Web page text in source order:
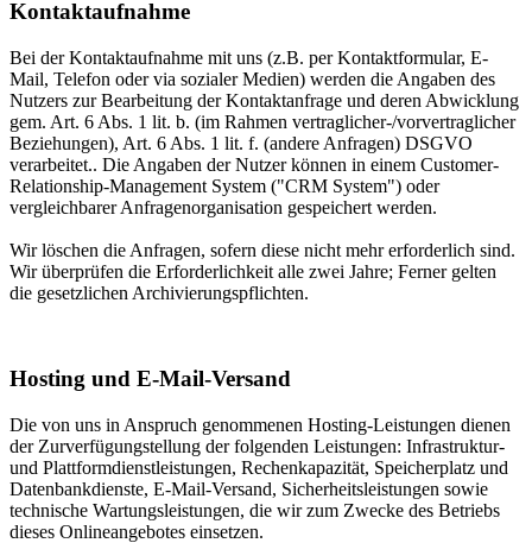
Kontaktaufnahme
Bei der Kontaktaufnahme mit uns (z.B. per Kontaktformular, E-
Mail, Telefon oder via sozialer Medien) werden die Angaben des
Nutzers zur Bearbeitung der Kontaktanfrage und deren Abwicklung
gem. Art. 6 Abs. 1 lit. b. (im Rahmen vertraglicher-/vorvertraglicher
Beziehungen), Art. 6 Abs. 1 lit. f. (andere Anfragen) DSGVO
verarbeitet.. Die Angaben der Nutzer können in einem Customer-
Relationship-Management System ("CRM System") oder
vergleichbarer Anfragenorganisation gespeichert werden.
Wir löschen die Anfragen, sofern diese nicht mehr erforderlich sind.
Wir überprüfen die Erforderlichkeit alle zwei Jahre; Ferner gelten
die gesetzlichen Archivierungspflichten.
Hosting und E-Mail-Versand
Die von uns in Anspruch genommenen Hosting-Leistungen dienen
der Zurverfügungstellung der folgenden Leistungen: Infrastruktur-
und Plattformdienstleistungen, Rechenkapazität, Speicherplatz und
Datenbankdienste, E-Mail-Versand, Sicherheitsleistungen sowie
technische Wartungsleistungen, die wir zum Zwecke des Betriebs
dieses Onlineangebotes einsetzen.